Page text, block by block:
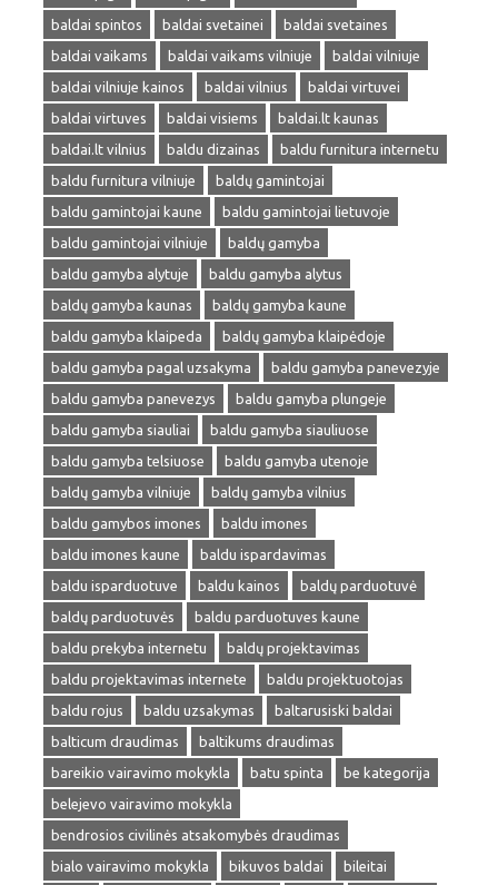
baldai spintos
baldai svetainei
baldai svetaines
baldai vaikams
baldai vaikams vilniuje
baldai vilniuje
baldai vilniuje kainos
baldai vilnius
baldai virtuvei
baldai virtuves
baldai visiems
baldai.lt kaunas
baldai.lt vilnius
baldu dizainas
baldu furnitura internetu
baldu furnitura vilniuje
baldų gamintojai
baldu gamintojai kaune
baldu gamintojai lietuvoje
baldu gamintojai vilniuje
baldų gamyba
baldu gamyba alytuje
baldu gamyba alytus
baldų gamyba kaunas
baldų gamyba kaune
baldu gamyba klaipeda
baldų gamyba klaipėdoje
baldu gamyba pagal uzsakyma
baldu gamyba panevezyje
baldu gamyba panevezys
baldu gamyba plungeje
baldu gamyba siauliai
baldu gamyba siauliuose
baldu gamyba telsiuose
baldu gamyba utenoje
baldų gamyba vilniuje
baldų gamyba vilnius
baldu gamybos imones
baldu imones
baldu imones kaune
baldu ispardavimas
baldu isparduotuve
baldu kainos
baldų parduotuvė
baldų parduotuvės
baldu parduotuves kaune
baldu prekyba internetu
baldų projektavimas
baldu projektavimas internete
baldu projektuotojas
baldu rojus
baldu uzsakymas
baltarusiski baldai
balticum draudimas
baltikums draudimas
bareikio vairavimo mokykla
batu spinta
be kategorija
belejevo vairavimo mokykla
bendrosios civilinės atsakomybės draudimas
bialo vairavimo mokykla
bikuvos baldai
bileitai